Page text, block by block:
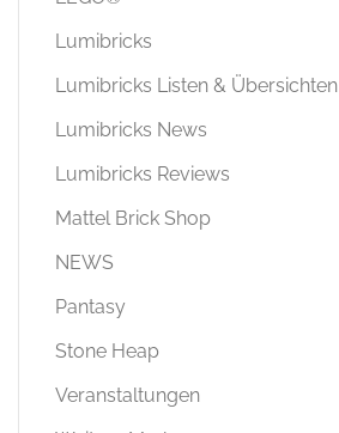
Lumibricks
Lumibricks Listen & Übersichten
Lumibricks News
Lumibricks Reviews
Mattel Brick Shop
NEWS
Pantasy
Stone Heap
Veranstaltungen